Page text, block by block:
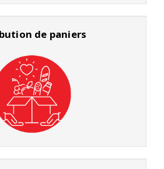
de paniers